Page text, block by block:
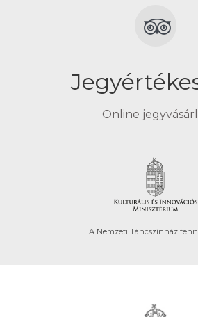
Online
A Nemzeti Táncszínház